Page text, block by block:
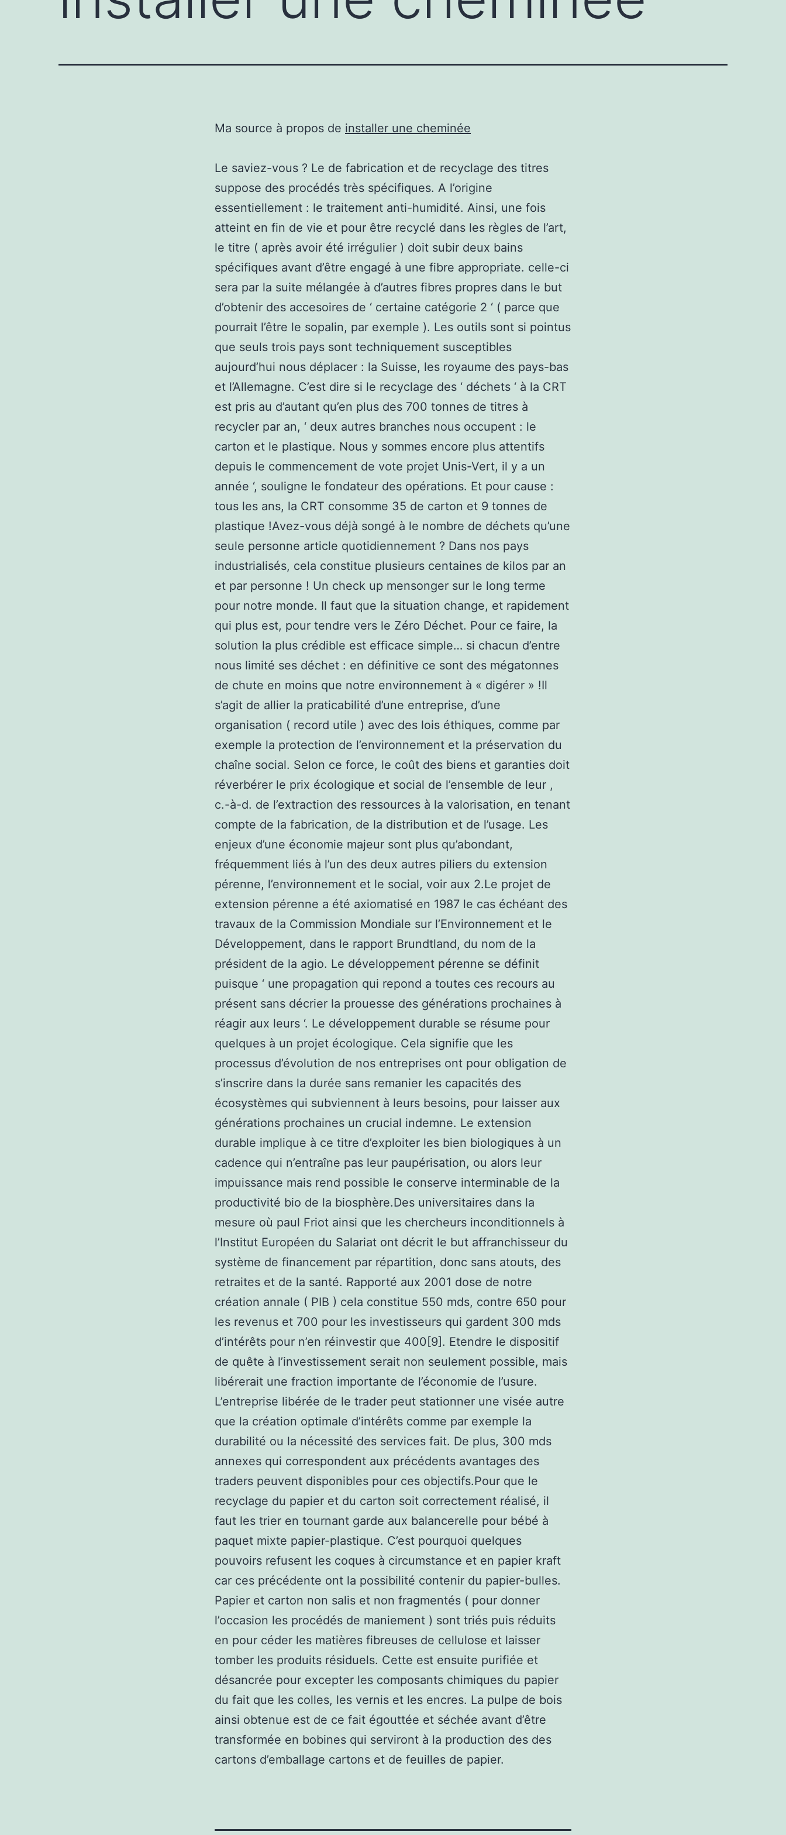
Ma source à propos de installer une cheminée
Le saviez-vous ? Le de fabrication et de recyclage des titres
suppose des procédés très spécifiques. A l’origine
essentiellement : le traitement anti-humidité. Ainsi, une fois
atteint en fin de vie et pour être recyclé dans les règles de l’art,
le titre ( après avoir été irrégulier ) doit subir deux bains
spécifiques avant d’être engagé à une fibre appropriate. celle-ci
sera par la suite mélangée à d’autres fibres propres dans le but
d’obtenir des accesoires de ‘ certaine catégorie 2 ‘ ( parce que
pourrait l’être le sopalin, par exemple ). Les outils sont si pointus
que seuls trois pays sont techniquement susceptibles
aujourd’hui nous déplacer : la Suisse, les royaume des pays-bas
et l’Allemagne. C’est dire si le recyclage des ‘ déchets ‘ à la CRT
est pris au d’autant qu’en plus des 700 tonnes de titres à
recycler par an, ‘ deux autres branches nous occupent : le
carton et le plastique. Nous y sommes encore plus attentifs
depuis le commencement de vote projet Unis-Vert, il y a un
année ‘, souligne le fondateur des opérations. Et pour cause :
tous les ans, la CRT consomme 35 de carton et 9 tonnes de
plastique !Avez-vous déjà songé à le nombre de déchets qu’une
seule personne article quotidiennement ? Dans nos pays
industrialisés, cela constitue plusieurs centaines de kilos par an
et par personne ! Un check up mensonger sur le long terme
pour notre monde. Il faut que la situation change, et rapidement
qui plus est, pour tendre vers le Zéro Déchet. Pour ce faire, la
solution la plus crédible est efficace simple… si chacun d’entre
nous limité ses déchet : en définitive ce sont des mégatonnes
de chute en moins que notre environnement à « digérer » !Il
s’agit de allier la praticabilité d’une entreprise, d’une
organisation ( record utile ) avec des lois éthiques, comme par
exemple la protection de l’environnement et la préservation du
chaîne social. Selon ce force, le coût des biens et garanties doit
réverbérer le prix écologique et social de l’ensemble de leur ,
c.-à-d. de l’extraction des ressources à la valorisation, en tenant
compte de la fabrication, de la distribution et de l’usage. Les
enjeux d’une économie majeur sont plus qu’abondant,
fréquemment liés à l’un des deux autres piliers du extension
pérenne, l’environnement et le social, voir aux 2.Le projet de
extension pérenne a été axiomatisé en 1987 le cas échéant des
travaux de la Commission Mondiale sur l’Environnement et le
Développement, dans le rapport Brundtland, du nom de la
président de la agio. Le développement pérenne se définit
puisque ‘ une propagation qui repond a toutes ces recours au
présent sans décrier la prouesse des générations prochaines à
réagir aux leurs ‘. Le développement durable se résume pour
quelques à un projet écologique. Cela signifie que les
processus d’évolution de nos entreprises ont pour obligation de
s’inscrire dans la durée sans remanier les capacités des
écosystèmes qui subviennent à leurs besoins, pour laisser aux
générations prochaines un crucial indemne. Le extension
durable implique à ce titre d’exploiter les bien biologiques à un
cadence qui n’entraîne pas leur paupérisation, ou alors leur
impuissance mais rend possible le conserve interminable de la
productivité bio de la biosphère.Des universitaires dans la
mesure où paul Friot ainsi que les chercheurs inconditionnels à
l’Institut Européen du Salariat ont décrit le but affranchisseur du
système de financement par répartition, donc sans atouts, des
retraites et de la santé. Rapporté aux 2001 dose de notre
création annale ( PIB ) cela constitue 550 mds, contre 650 pour
les revenus et 700 pour les investisseurs qui gardent 300 mds
d’intérêts pour n’en réinvestir que 400[9]. Etendre le dispositif
de quête à l’investissement serait non seulement possible, mais
libérerait une fraction importante de l’économie de l’usure.
L’entreprise libérée de le trader peut stationner une visée autre
que la création optimale d’intérêts comme par exemple la
durabilité ou la nécessité des services fait. De plus, 300 mds
annexes qui correspondent aux précédents avantages des
traders peuvent disponibles pour ces objectifs.Pour que le
recyclage du papier et du carton soit correctement réalisé, il
faut les trier en tournant garde aux balancerelle pour bébé à
paquet mixte papier-plastique. C’est pourquoi quelques
pouvoirs refusent les coques à circumstance et en papier kraft
car ces précédente ont la possibilité contenir du papier-bulles.
Papier et carton non salis et non fragmentés ( pour donner
l’occasion les procédés de maniement ) sont triés puis réduits
en pour céder les matières fibreuses de cellulose et laisser
tomber les produits résiduels. Cette est ensuite purifiée et
désancrée pour excepter les composants chimiques du papier
du fait que les colles, les vernis et les encres. La pulpe de bois
ainsi obtenue est de ce fait égouttée et séchée avant d’être
transformée en bobines qui serviront à la production des des
cartons d’emballage cartons et de feuilles de papier.